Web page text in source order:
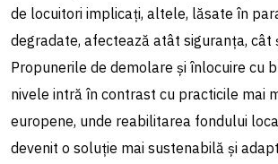
de locuitori implicați, altele, lăsate în
degradate, afectează atât siguranța, cât
Propunerile de demolare și înlocuire cu
nivele intră în contrast cu practicile mai
europene, unde reabilitarea fondului
devenit o soluție mai sustenabilă și